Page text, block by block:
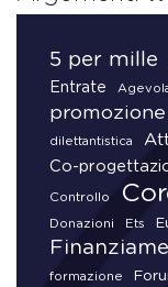
5 per mille
Entrate
promozione
dilettantistica
Co-
Controllo
Donazioni Ets
formazione